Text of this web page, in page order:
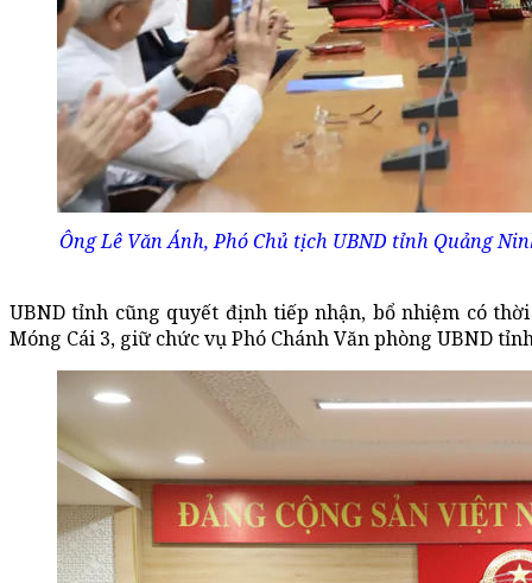
Ông Lê Văn Ánh, Phó Chủ tịch UBND tỉnh Quảng
UBND tỉnh cũng quyết định tiếp nhận, bổ nhiệm có
Móng Cái 3, giữ chức vụ Phó Chánh Văn phòng UBND